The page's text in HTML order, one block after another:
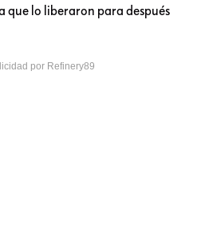
que lo liberaron para después
por Refinery89